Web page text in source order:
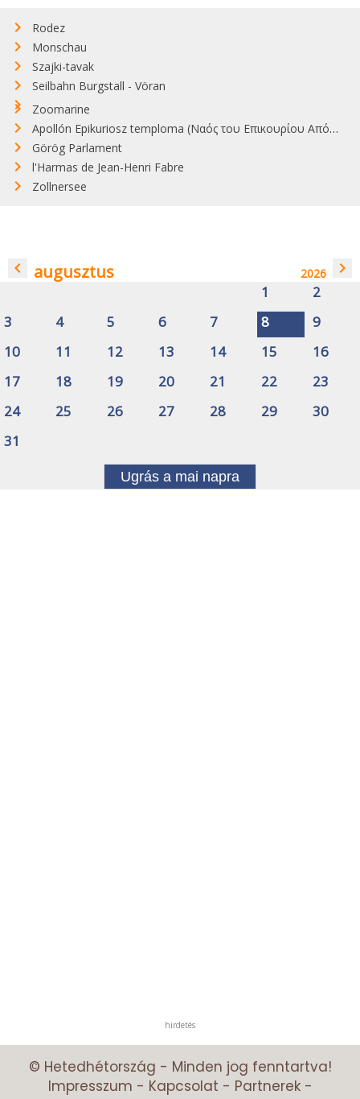
Rodez
Monschau
Szajki-tavak
Seilbahn Burgstall - Vöran
Zoomarine
Apollón Epikuriosz temploma (Ναός του Επικουρίου Απόλλωνα)
Görög Parlament
l'Harmas de Jean-Henri Fabre
Zollnersee
navigate_before augusztus 2026 navigate_next
1
2
3
4 5 6 7 8
9
10
11 12 13 14 15
16
17
18 19 20 21 22
23
24
25 26 27 28 29
30
31
Ugrás a mai napra
hirdetés
© Hetedhétország - Minden jog fenntartva!
Impresszum - Kapcsolat - Partnerek-